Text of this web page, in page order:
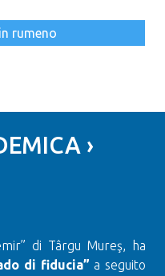
rumeno
›
di Târgu Mureş, ha
di fiducia” a seguito